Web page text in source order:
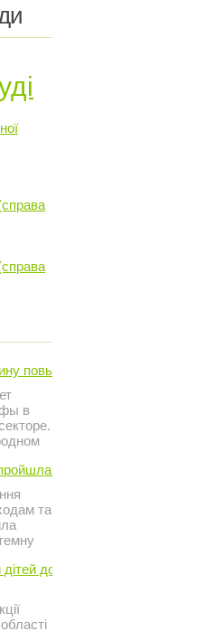
повысить ...
в
в
акція ...
та
відділудотримуватися ...